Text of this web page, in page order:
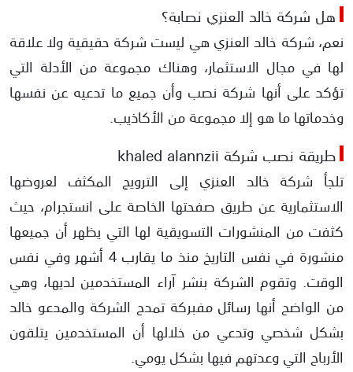
هل شركة خالد العنزي نصابة؟
نعم، شركة خالد العنزي هي ليست شركة حقيقية ولا علاقة
لها في مجال الاستثمار، وهناك مجموعة من الأدلة التي
تؤكد على أنها شركة نصب وأن جميع ما تدعيه عن نفسها
وخدماتها ما هو إلا مجموعة من الأكاذيب.
طريقة نصب شركة khaled alannzii
تلجأ شركة خالد العنزي إلى الترويج المكثف لعروضها
الاستثمارية عن طريق صفحتها الخاصة على انستجرام، حيث
كثفت من المنشورات التسويقية لها التي يظهر أن جميعها
منشورة في نفس التاريخ منذ ما يقارب 4 أشهر وفي نفس
الوقت. وتقوم الشركة بنشر آراء المستخدمين لديها، وهي
من الواضح أنها رسائل مفبركة تمدح الشركة والمدعو خالد
بشكل شخصي وتدعي من خلالها أن المستخدمين يتلقون
الأرباح التي وعدتهم فيها بشكل يومي.